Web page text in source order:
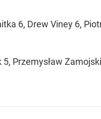
6, Drew Viney 6,
Przemysław